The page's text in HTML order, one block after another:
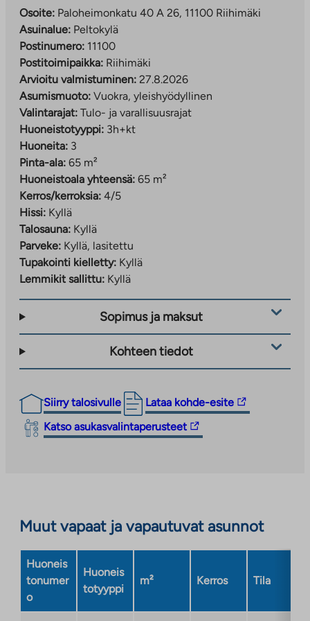
Näin haet asuntoa Paloheimonkatu 40:stä:
Täytä vuokrahakemus osoitteessa
ta.fi/asuntohakemukset/vuokrahakemus
Hakemusta täyttäessä valitse Uudiskohde-
painike ja merkitse toivekohteeksi Asunto Oy
Riihimäen Paloheimonkatu 40, jotta haku
kohdistuu oikein.
Asukasvalinnat tehdään hakemusten perusteella.
Täytätähän hakemuksen siis huolellisesti. Vältä liian
tarkkoja rajauksia, jotta hakusi kohdistuu useampaan
asuntoon.
Asukasvalinnoissa huomioidaan hakijaruokakunnan
tulot, varallisuus ja asunnontarve Varken
asukasvalintaohjeistuksen mukaan.
Osoite: Paloheimonkatu 40 A 26, 11100 Riihimäki
Asuinalue: Peltokylä
Postinumero: 11100
Postitoimipaikka: Riihimäki
Arvioitu valmistuminen: 27.8.2026
Asumismuoto: Vuokra, yleishyödyllinen
Valintarajat: Tulo- ja varallisuusrajat
Huoneistotyyppi: 3h+kt
Huoneita: 3
Pinta-ala: 65 m²
Huoneistoala yhteensä: 65 m²
Kerros/kerroksia: 4/5
Hissi: Kyllä
Talosauna: Kyllä
Parveke: Kyllä, lasitettu
Tupakointi kielletty: Kyllä
Lemmikit sallittu: Kyllä
Sopimus ja maksut
Kohteen tiedot
Siirry talosivulle Lataa kohde-esite
Linkki
vie
ulkopuoliseen
välilehteen
Katso asukasvalintaperusteet
Linkki
vie
uuteen
Muut vapaat ja vapautuvat asunnot
Huoneis
tonumer
o
Huoneis
totyyppi
m² Kerros Tila